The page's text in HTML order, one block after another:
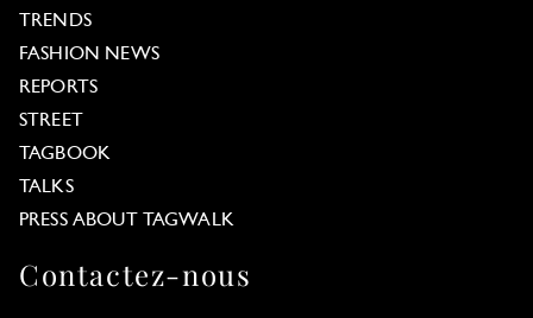
TRENDS
FASHION NEWS
REPORTS
STREET
TAGBOOK
TALKS
PRESS ABOUT TAGWALK
Contactez-nous